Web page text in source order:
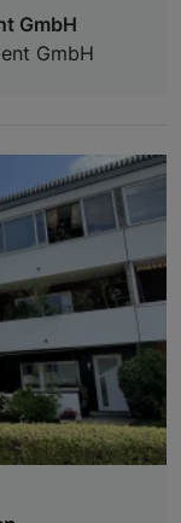
GmbH
GmbH